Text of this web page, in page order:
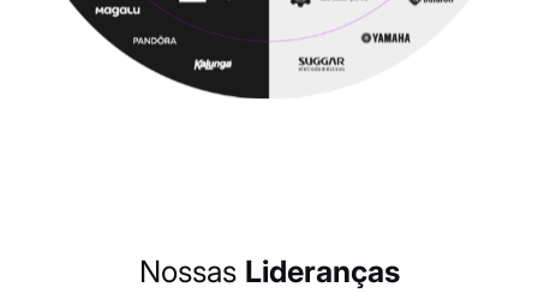
Nossas Lideranças